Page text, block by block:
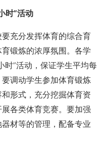
时”活动
充分发挥体育的综合育
锻炼的浓厚氛围。各学
时”活动，保证学生平均每
调动学生参加体育锻炼
形式，充分挖掘体育资
各类体育竞赛。要加强
材等的管理，配备专业